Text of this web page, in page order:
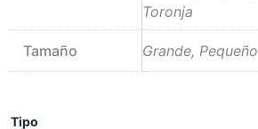
Toronja
Tamaño Grande, Pequeño
Tipo
Shampoo